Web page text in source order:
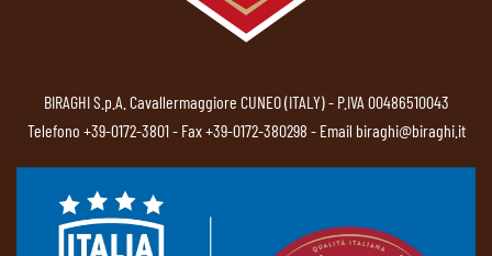
BIRAGHI S.p.A. Cavallermaggiore CUNEO (ITALY) - P.IVA 00486510043
Telefono +39-0172-3801- Fax +39-0172-380298 - Email biraghi@biraghi.it